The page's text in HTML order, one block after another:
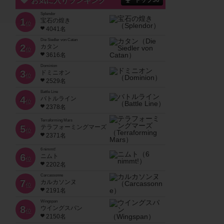
1位
Splendor
宝石の煌き
4041名
2位
Die Siedler von Catan
カタン
3616名
3位
Dominion
ドミニオン
2529名
4位
Battle Line
バトルライン
2378名
5位
Terraforming Mars
テラフォーミングマーズ
2371名
6位
6 nimmt!
ニムト
2202名
7位
Carcassonne
カルカソンヌ
2191名
8位
Wingspan
ウイングスパン
2150名